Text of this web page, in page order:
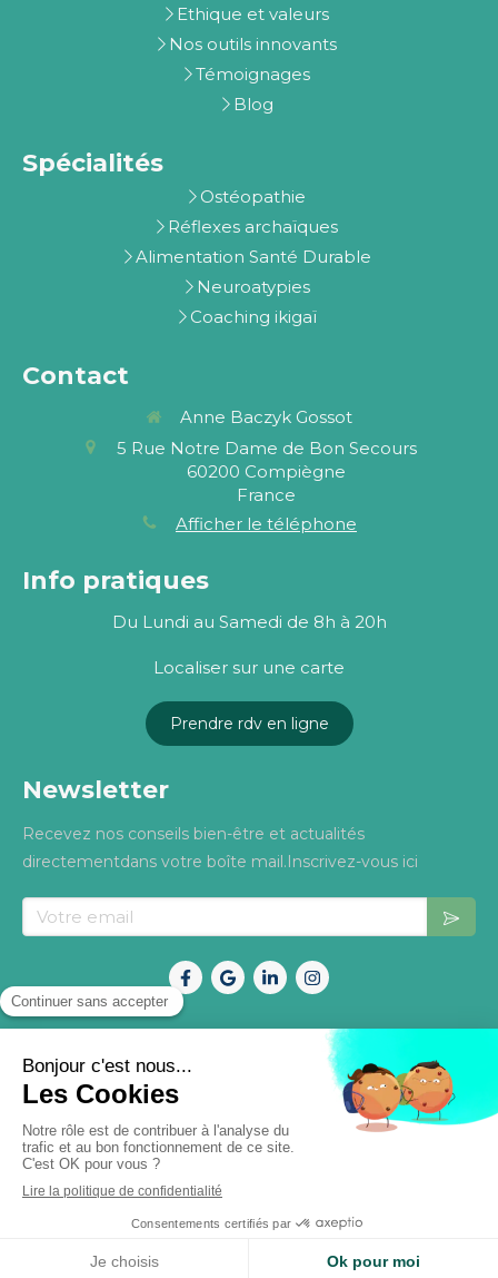
Ethique et valeurs
Nos outils innovants
Témoignages
Blog
Spécialités
Ostéopathie
Réflexes archaïques
Alimentation Santé Durable
Neuroatypies
Coaching ikigaï
Contact
Anne Baczyk Gossot
5 Rue Notre Dame de Bon Secours
60200 Compiègne
France
Afficher le téléphone
Info pratiques
Du Lundi au Samedi de 8h à 20h
Localiser sur une carte
Prendre rdv en ligne
Newsletter
Recevez nos conseils bien-être et actualités
directementdans votre boîte mail.Inscrivez-vous ici
Votre email
Mentions légales
Politique de confidentialité
©2026 OsteoNature –Tous droits réservés. Site
conçu avec soin pour mieux vous accompagner.
Site partenaire de